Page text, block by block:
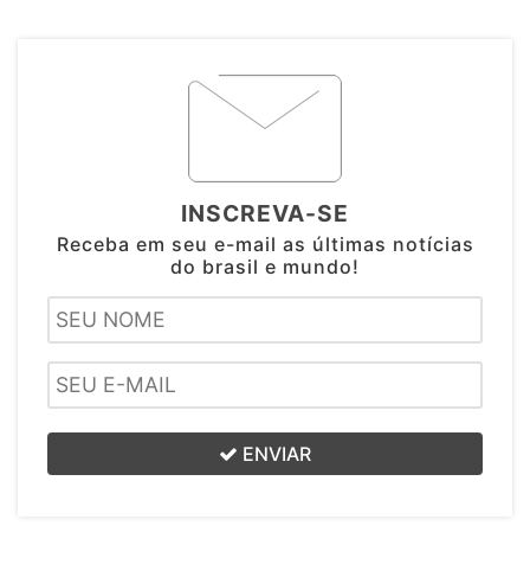
INSCREVA-SE
Receba em seu e-mail as últimas notícias
do brasil e mundo!
ENVIAR